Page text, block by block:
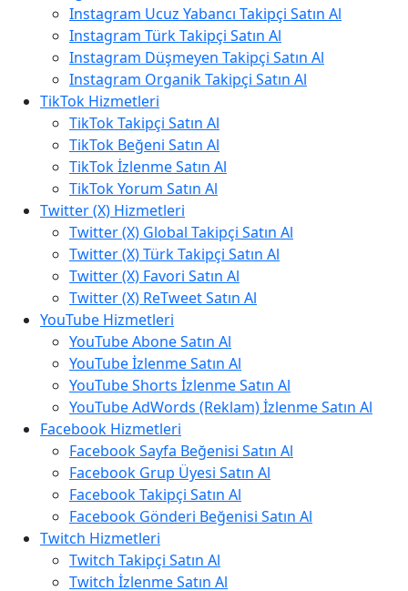
Instagram Ucuz Yabancı Takipçi Satın Al
Instagram Türk Takipçi Satın Al
Instagram Düşmeyen Takipçi Satın Al
Instagram Organik Takipçi Satın Al
TikTok Hizmetleri
TikTok Takipçi Satın Al
TikTok Beğeni Satın Al
TikTok İzlenme Satın Al
TikTok Yorum Satın Al
Twitter (X) Hizmetleri
Twitter (X) Global Takipçi Satın Al
Twitter (X) Türk Takipçi Satın Al
Twitter (X) Favori Satın Al
Twitter (X) ReTweet Satın Al
YouTube Hizmetleri
YouTube Abone Satın Al
YouTube İzlenme Satın Al
YouTube Shorts İzlenme Satın Al
YouTube AdWords (Reklam) İzlenme Satın Al
Facebook Hizmetleri
Facebook Sayfa Beğenisi Satın Al
Facebook Grup Üyesi Satın Al
Facebook Takipçi Satın Al
Facebook Gönderi Beğenisi Satın Al
Twitch Hizmetleri
Twitch Takipçi Satın Al
Twitch İzlenme Satın Al